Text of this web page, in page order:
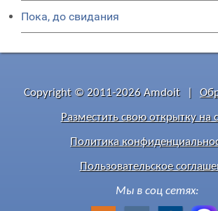
Пока, до свидания
Copyright © 2011-2026 Amdoit
Разместить свою открытку на
Политика
Пользовательское
Мы в соц сетях: